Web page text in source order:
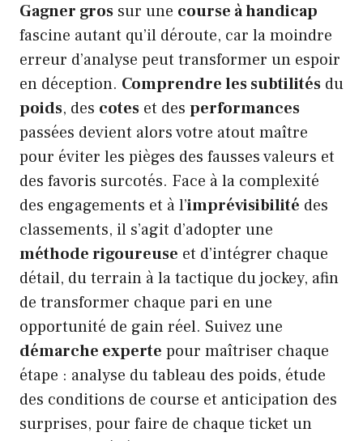
Gagner gros sur une course à handicap
fascine autant qu’il déroute, car la moindre
erreur d’analyse peut transformer un espoir
en déception. Comprendre les subtilités du
poids, des cotes et des performances
passées devient alors votre atout maître
pour éviter les pièges des fausses valeurs et
des favoris surcotés. Face à la complexité
des engagements et à l’imprévisibilité des
classements, il s’agit d’adopter une
méthode rigoureuse et d’intégrer chaque
détail, du terrain à la tactique du jockey, afin
de transformer chaque pari en une
opportunité de gain réel. Suivez une
démarche experte pour maîtriser chaque
étape : analyse du tableau des poids, étude
des conditions de course et anticipation des
surprises, pour faire de chaque ticket un